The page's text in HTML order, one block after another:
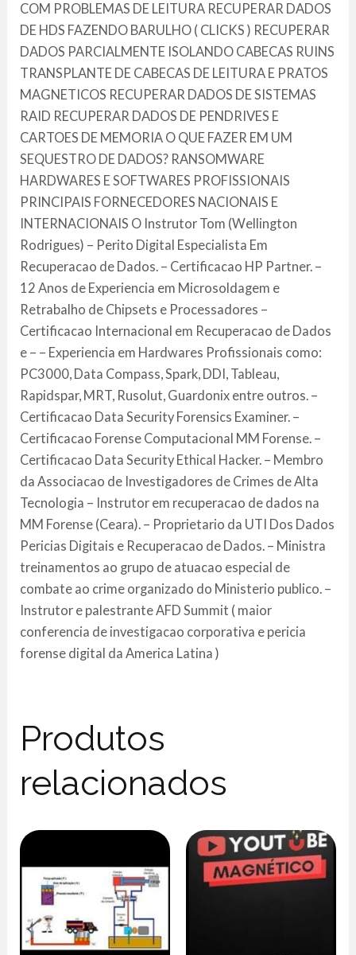
COM PROBLEMAS DE LEITURA RECUPERAR DADOS
DE HDS FAZENDO BARULHO ( CLICKS ) RECUPERAR
DADOS PARCIALMENTE ISOLANDO CABECAS RUINS
TRANSPLANTE DE CABECAS DE LEITURA E PRATOS
MAGNETICOS RECUPERAR DADOS DE SISTEMAS
RAID RECUPERAR DADOS DE PENDRIVES E
CARTOES DE MEMORIA O QUE FAZER EM UM
SEQUESTRO DE DADOS? RANSOMWARE
HARDWARES E SOFTWARES PROFISSIONAIS
PRINCIPAIS FORNECEDORES NACIONAIS E
INTERNACIONAIS O Instrutor Tom (Wellington
Rodrigues) – Perito Digital Especialista Em
Recuperacao de Dados. – Certificacao HP Partner. –
12 Anos de Experiencia em Microsoldagem e
Retrabalho de Chipsets e Processadores –
Certificacao Internacional em Recuperacao de Dados
e – – Experiencia em Hardwares Profissionais como:
PC3000, Data Compass, Spark, DDI, Tableau,
Rapidspar, MRT, Rusolut, Guardonix entre outros. –
Certificacao Data Security Forensics Examiner. –
Certificacao Forense Computacional MM Forense. –
Certificacao Data Security Ethical Hacker. – Membro
da Associacao de Investigadores de Crimes de Alta
Tecnologia – Instrutor em recuperacao de dados na
MM Forense (Ceara). – Proprietario da UTI Dos Dados
Pericias Digitais e Recuperacao de Dados. – Ministra
treinamentos ao grupo de atuacao especial de
combate ao crime organizado do Ministerio publico. –
Instrutor e palestrante AFD Summit ( maior
conferencia de investigacao corporativa e pericia
forense digital da America Latina )
Produtos
relacionados